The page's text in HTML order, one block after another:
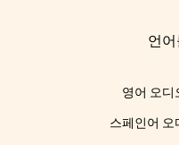
언
영어 오디
스페인어 오